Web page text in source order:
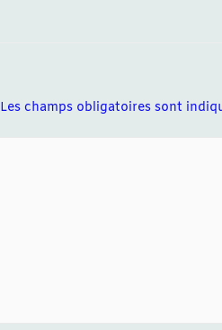
Les champs obligatoires sont